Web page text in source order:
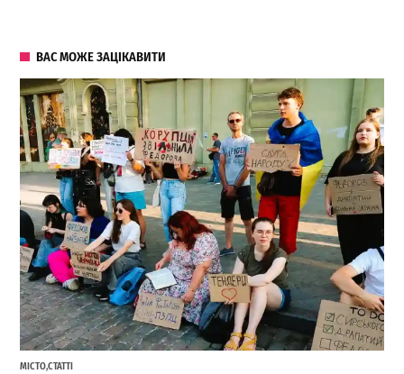
ВАС МОЖЕ ЗАЦІКАВИТИ
МІСТО,СТАТТІ